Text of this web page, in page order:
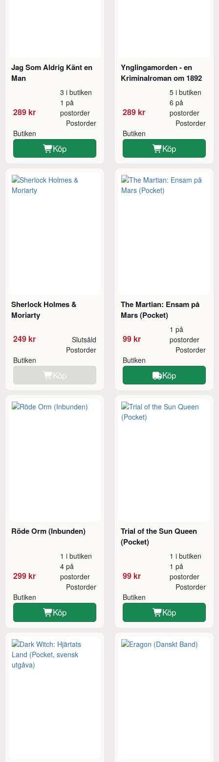
Jag Som Aldrig Känt en
Man
289 kr
3 i butiken
1 på
postorder
Butiken
Postorder
Köp
Ynglingamorden - en
Kriminalroman om 1892
289 kr
5 i butiken
6 på
postorder
Butiken
Postorder
Köp
Sherlock Holmes &
Moriarty
249 kr Slutsåld
Butiken
Postorder
Köp
The Martian: Ensam på
Mars (Pocket)
99 kr
1 på
postorder
Butiken
Postorder
Köp
Röde Orm (Inbunden)
299 kr
1 i butiken
4 på
postorder
Butiken
Postorder
Köp
Trial of the Sun Queen
(Pocket)
99 kr
1 i butiken
1 på
postorder
Butiken
Postorder
Köp